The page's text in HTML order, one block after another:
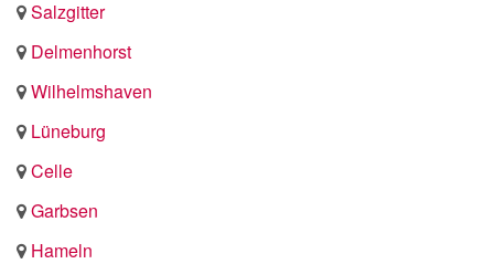
Salzgitter
Delmenhorst
Wilhelmshaven
Lüneburg
Celle
Garbsen
Hameln